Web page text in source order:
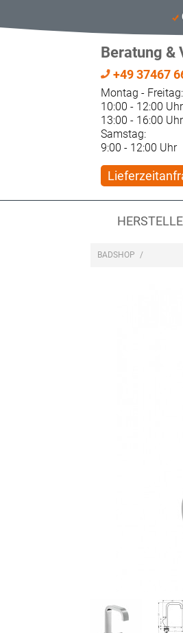
Beratung &
+49 37467
Montag - Freitag:
10:00 - 12:00 Uhr
13:00 - 16:00 Uhr
Samstag:
9:00 - 12:00 Uhr
BADSHOP /